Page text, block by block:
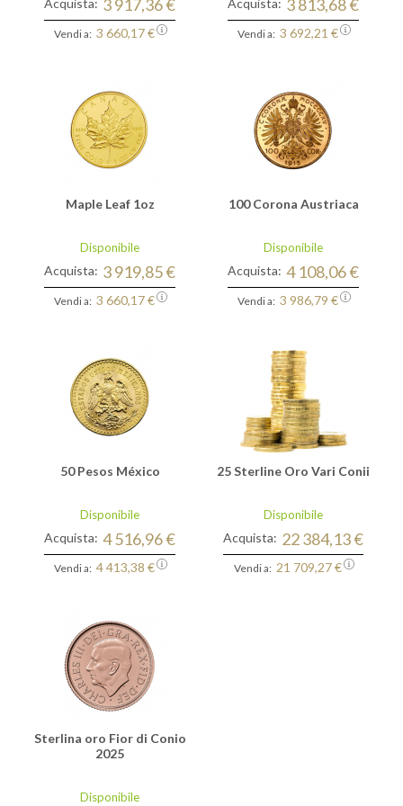
Acquista: 3 917,36 €
Vendi a: 3 660,17 €
Acquista: 3 813,68 €
Vendi a: 3 692,21 €
Maple Leaf 1oz
Disponibile
Acquista: 3 919,85 €
Vendi a: 3 660,17 €
100 Corona Austriaca
Disponibile
Acquista: 4 108,06 €
Vendi a: 3 986,79 €
50 Pesos México
Disponibile
Acquista: 4 516,96 €
Vendi a: 4 413,38 €
25 Sterline Oro Vari Conii
Disponibile
Acquista: 22 384,13 €
Vendi a: 21 709,27 €
Sterlina oro Fior di Conio
2025
Disponibile